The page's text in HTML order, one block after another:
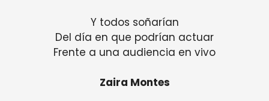
Y todos soñarían
Del día en que podrían actuar
Frente a una audiencia en vivo
Zaira Montes